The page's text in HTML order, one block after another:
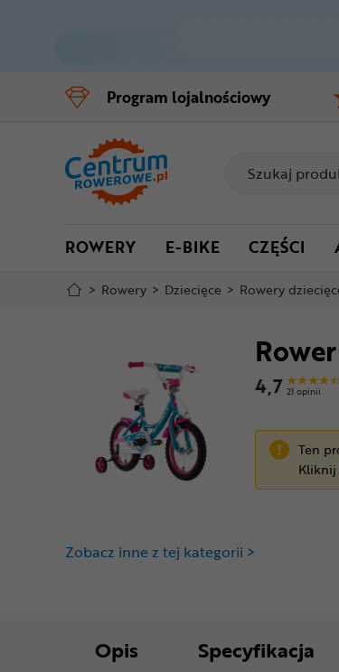
Menu główne
Informacje o produkcie
Szczegółowe informacje
Stopka
Mapa strony
Program lojalnościowy
ROWERY E-BIKE CZĘŚCI
> Rowery > Dziecięce > Rowery
4,7 21 opinii
Ten
Kliknij
Zobacz inne z tej kategorii >
Opis Specyfikacja